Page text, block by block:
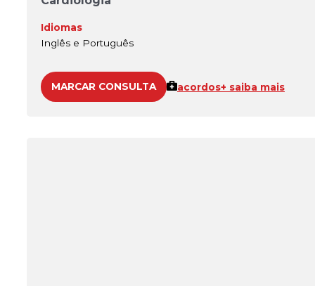
Idiomas
Inglês e Português
MARCAR CONSULTA acordos+ saiba mais